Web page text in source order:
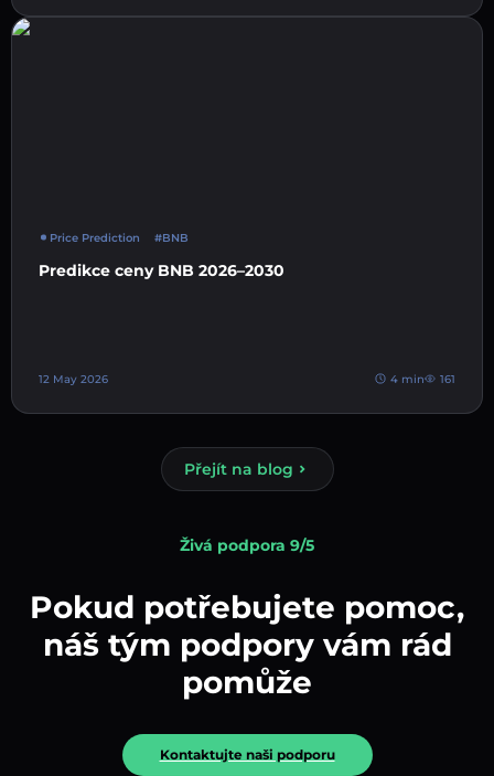
Price Prediction #BNB
Predikce ceny BNB 2026–2030
12 May 2026 4 min 161
Přejít na blog
Živá podpora 9/5
Pokud potřebujete pomoc,
náš tým podpory vám rád
pomůže
Kontaktujte naši podporu